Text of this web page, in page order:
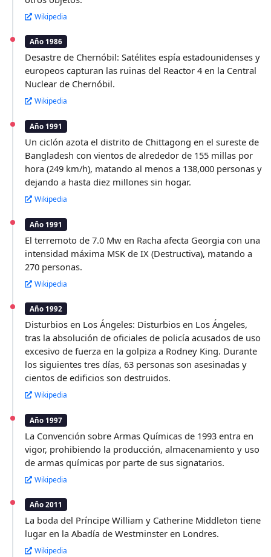
Wikipedia
Año 1986
Desastre de Chernóbil: Satélites espía estadounidenses y
europeos capturan las ruinas del Reactor 4 en la Central
Nuclear de Chernóbil.
Wikipedia
Año 1991
Un ciclón azota el distrito de Chittagong en el sureste de
Bangladesh con vientos de alrededor de 155 millas por
hora (249 km/h), matando al menos a 138,000 personas y
dejando a hasta diez millones sin hogar.
Wikipedia
Año 1991
El terremoto de 7.0 Mw en Racha afecta Georgia con una
intensidad máxima MSK de IX (Destructiva), matando a
270 personas.
Wikipedia
Año 1992
Disturbios en Los Ángeles: Disturbios en Los Ángeles,
tras la absolución de oficiales de policía acusados de uso
excesivo de fuerza en la golpiza a Rodney King. Durante
los siguientes tres días, 63 personas son asesinadas y
cientos de edificios son destruidos.
Wikipedia
Año 1997
La Convención sobre Armas Químicas de 1993 entra en
vigor, prohibiendo la producción, almacenamiento y uso
de armas químicas por parte de sus signatarios.
Wikipedia
Año 2011
La boda del Príncipe William y Catherine Middleton tiene
lugar en la Abadía de Westminster en Londres.
Wikipedia